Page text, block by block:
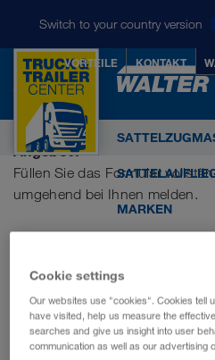
Switch to your country version
Die WALTER
5.000
einer der
Transportorganisation AG
CONTAINEX Container-
m.b.H.
Deutsch
Česky
Magyarul
VORTEILE KONTAKT
MARKEN
ÜBER UNS
Anfrage
Anfrage
Sie haben Fragen oder
Angebot?
Füllen Sie das Formular
umgehend bei Ihnen melden.
Ihre Frage, Ihr Anliegen
Cookie settings
Our websites use "cookies". Cookies tell
have visited, help us measure the
searches and give us insight into user
communication as well as our advertising